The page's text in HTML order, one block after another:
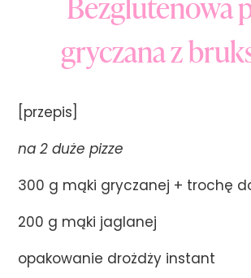
gryczana z
[przepis]
na 2 duże pizze
300 g mąki gryczanej + trochę
200 g mąki jaglanej
opakowanie drożdży instant